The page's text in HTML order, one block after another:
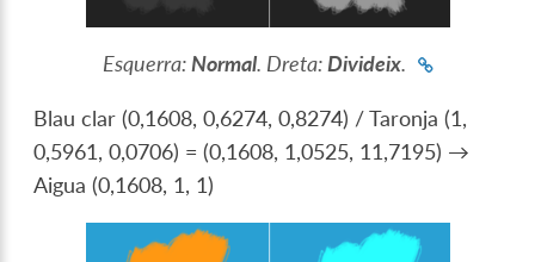
Esquerra: Normal. Dreta: Divideix.
Blau clar (0,1608, 0,6274, 0,8274) / Taronja (1,
0,5961, 0,0706) = (0,1608, 1,0525, 11,7195) →
Aigua (0,1608, 1, 1)